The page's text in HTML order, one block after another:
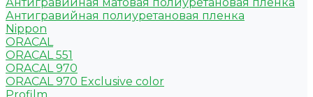
Антигравийная полиуретановая пленка
Nippon
ORACAL
ORACAL 551
ORACAL 970
ORACAL 970 Exclusive color